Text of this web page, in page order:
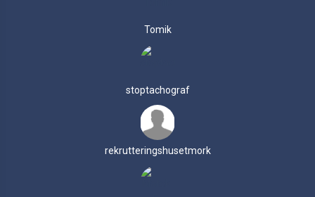
Tomik
stoptachograf
rekrutteringshusetmork